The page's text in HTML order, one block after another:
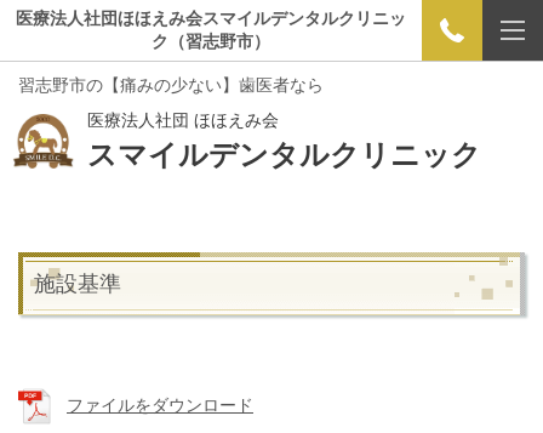
医療法人社団ほほえみ会スマイルデンタルクリニッ
ク（習志野市）
習志野市の【痛みの少ない】歯医者なら
医療法人社団 ほほえみ会
スマイルデンタルクリニック
施設基準
ファイルをダウンロード